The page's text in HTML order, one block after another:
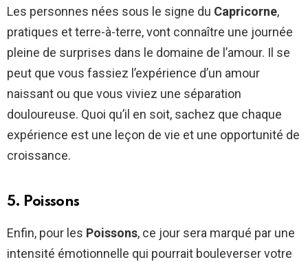
Les personnes nées sous le signe du Capricorne,
pratiques et terre-à-terre, vont connaître une journée
pleine de surprises dans le domaine de l’amour. Il se
peut que vous fassiez l’expérience d’un amour
naissant ou que vous viviez une séparation
douloureuse. Quoi qu’il en soit, sachez que chaque
expérience est une leçon de vie et une opportunité de
croissance.
5. Poissons
Enfin, pour les Poissons, ce jour sera marqué par une
intensité émotionnelle qui pourrait bouleverser votre